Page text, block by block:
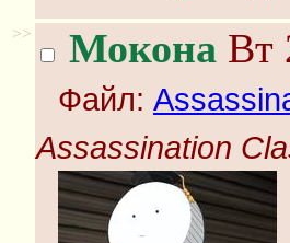
>> Мокона Вт
Файл:
Assassination